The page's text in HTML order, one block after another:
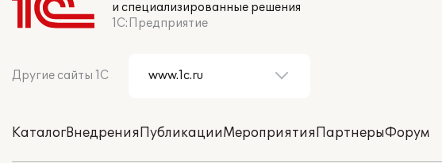
и специализированные решения
1С:Предприятие
Другие сайты 1С
КаталогВнедренияПубликацииМероприятияПартнерыФорум